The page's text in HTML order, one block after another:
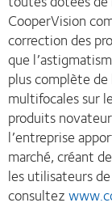
CooperVision
correction des
que
plus complète
multifocales sur
produits
l’entreprise
marché, créant
les utilisateurs
consultez